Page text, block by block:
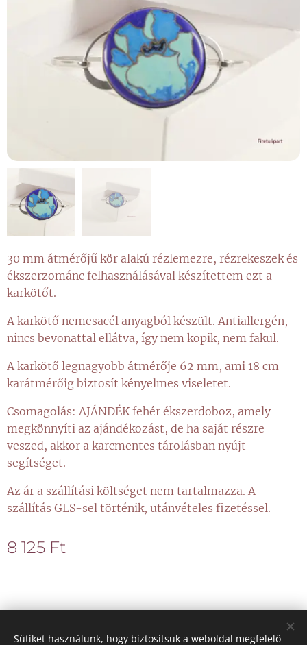
30 mm átmérőjű kör alakú rézlemezre, rézrekeszek és
ékszerzománc felhasználásával készítettem ezt a
karkötőt.
A karkötő nemesacél anyagból készült. Antiallergén,
nincs bevonattal ellátva, így nem kopik, nem fakul.
A karkötő legnagyobb átmérője 62 mm, ami 18 cm
karátmérőig biztosít kényelmes viseletet.
Csomagolás: AJÁNDÉK fehér ékszerdoboz, amely
megkönnyíti az ajándékozást, de ha saját részre
veszed, akkor a karcmentes tárolásban nyújt
segítséget.
Az ár a szállítási költséget nem tartalmazza. A
szállítás GLS-sel történik, utánvételes fizetéssel.
8 125 Ft
Sütiket használunk, hogy biztosítsuk a weboldal megfelelő